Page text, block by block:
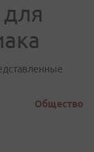
для
Общество